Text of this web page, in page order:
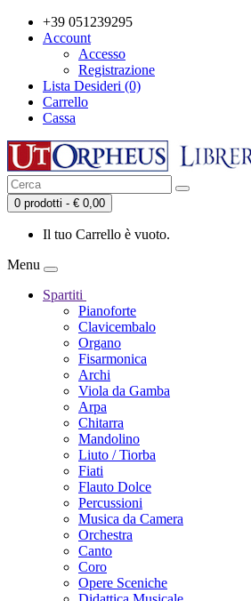
+39 051239295
Account
Accesso
Registrazione
Lista Desideri (0)
Carrello
Cassa
0 prodotti - € 0,00
Il tuo Carrello è vuoto.
Menu
Spartiti
Pianoforte
Clavicembalo
Organo
Fisarmonica
Archi
Viola da Gamba
Arpa
Chitarra
Mandolino
Liuto / Tiorba
Fiati
Flauto Dolce
Percussioni
Musica da Camera
Orchestra
Canto
Coro
Opere Sceniche